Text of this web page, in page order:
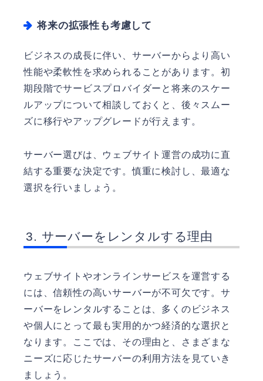
将来の拡張性も考慮して
ビジネスの成長に伴い、サーバーからより高い
性能や柔軟性を求められることがあります。初
期段階でサービスプロバイダーと将来のスケー
ルアップについて相談しておくと、後々スムー
ズに移行やアップグレードが行えます。
サーバー選びは、ウェブサイト運営の成功に直
結する重要な決定です。慎重に検討し、最適な
選択を行いましょう。
サーバーをレンタルする理由
ウェブサイトやオンラインサービスを運営する
には、信頼性の高いサーバーが不可欠です。サ
ーバーをレンタルすることは、多くのビジネス
や個人にとって最も実用的かつ経済的な選択と
なります。ここでは、その理由と、さまざまな
ニーズに応じたサーバーの利用方法を見ていき
ましょう。